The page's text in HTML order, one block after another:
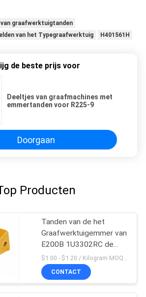
van graafwerktuigtanden
van het Typegraafwerktuig
H401561H
de beste prijs voor
Deeltjes van graafmachines met
emmertanden voor R225-9
Doorgaan
Producten
Tanden van de het
Graafwerktuigemmer van
E200B 1U3302RC de
Mini
$1.00 - $1.20 / Kilogram MOQ:100 Kilogram/Kilogram
CONTACT